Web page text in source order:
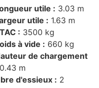
utile : 3.03 m
utile : 1.63 m
: 3500 kg
à vide : 660 kg
de chargement
0.43 m
d'essieux : 2